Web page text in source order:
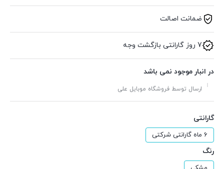
ضمانت اصالت
7 روز گارانتی بازگشت وجه
در انبار موجود نمی باشد
ارسال توسط فروشگاه موبایل علی
گارانتی
6 ماه گارانتی شرکتی
رنگ